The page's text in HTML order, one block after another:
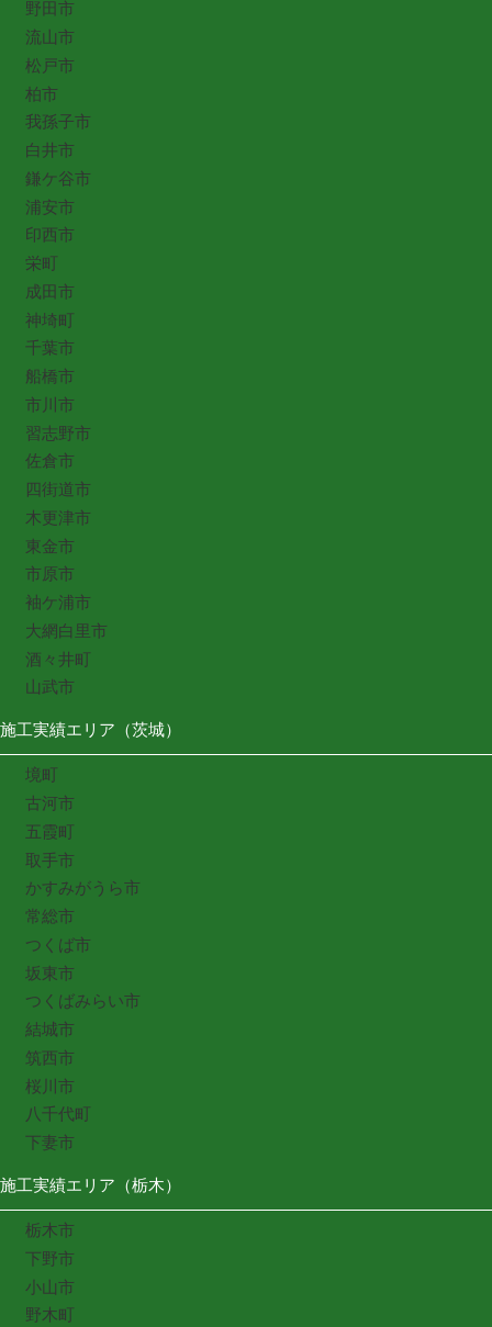
野田市
流山市
松戸市
柏市
我孫子市
白井市
鎌ケ谷市
浦安市
印西市
栄町
成田市
神埼町
千葉市
船橋市
市川市
習志野市
佐倉市
四街道市
木更津市
東金市
市原市
袖ケ浦市
大網白里市
酒々井町
山武市
施工実績エリア（茨城）
境町
古河市
五霞町
取手市
かすみがうら市
常総市
つくば市
坂東市
つくばみらい市
結城市
筑西市
桜川市
八千代町
下妻市
施工実績エリア（栃木）
栃木市
下野市
小山市
野木町